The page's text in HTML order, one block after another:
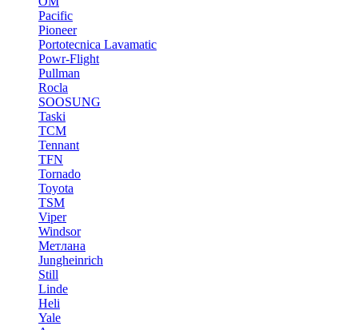
Pacific
Pioneer
Portotecnica Lavamatic
Powr-Flight
Pullman
Rocla
SOOSUNG
Taski
TCM
Tennant
TFN
Tornado
Toyota
TSM
Viper
Windsor
Метлана
Jungheinrich
Still
Linde
Heli
Yale